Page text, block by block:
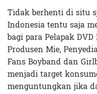
Tidak berhenti di situ
Indonesia tentu saja
bagi para Pelapak
Produsen Mie,
Fans Boyband dan
menjadi target
menguntungkan jika